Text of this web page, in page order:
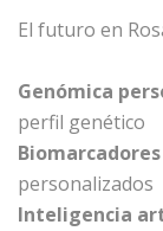
El futuro en
Genómica
perfil genético
personalizados
Inteligencia